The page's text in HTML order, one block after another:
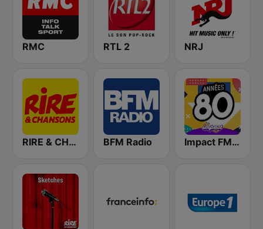
RMC RTL 2 NRJ
RIRE & CHANSONS BFM Radio Impact FM - Années 80